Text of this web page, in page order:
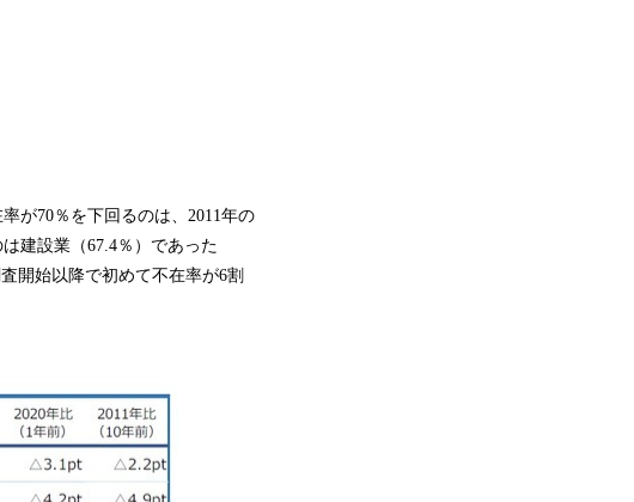
が70％を下回るのは、2011年の
建設業（67.4％）であった
開始以降で初めて不在率が6割